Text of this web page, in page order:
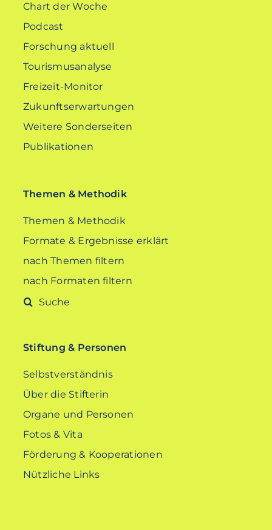
Chart der Woche
Podcast
Forschung aktuell
Tourismusanalyse
Freizeit-Monitor
Zukunftserwartungen
Weitere Sonderseiten
Publikationen
Themen & Methodik
Themen & Methodik
Formate & Ergebnisse erklärt
nach Themen filtern
nach Formaten filtern
Suche
Stiftung & Personen
Selbstverständnis
Über die Stifterin
Organe und Personen
Fotos & Vita
Förderung & Kooperationen
Nützliche Links